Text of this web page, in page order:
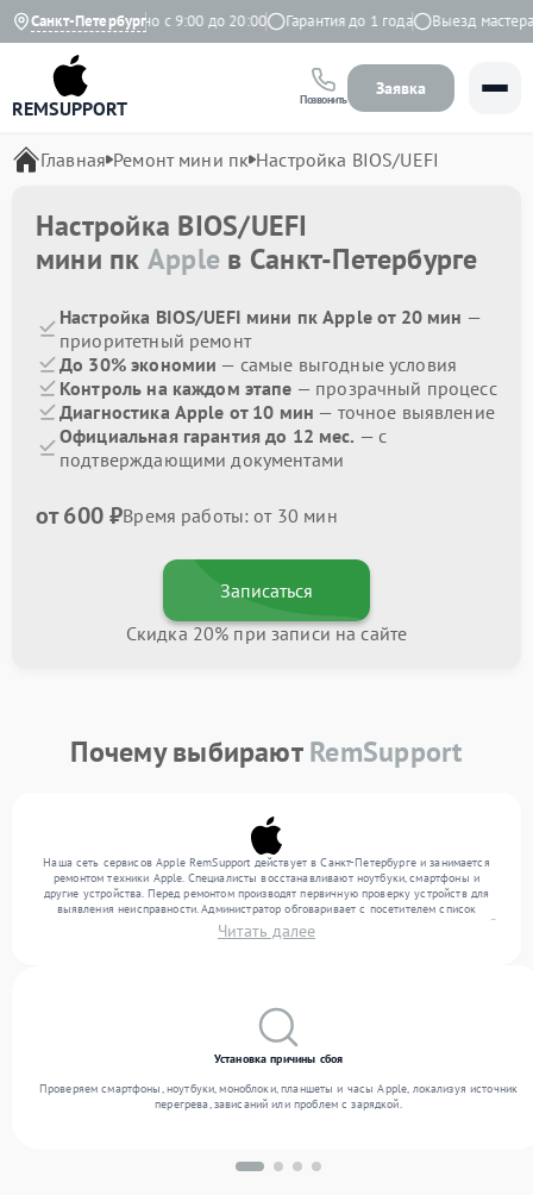
Санкт-Петербург
Ежедневно с 9:00 до 20:00 Гарантия до 1 года Выезд мастера
REMSUPPORT Позвонить
Заявка
Главная Ремонт мини пк Настройка BIOS/UEFI
Настройка BIOS/UEFI
мини пк Apple в Санкт-Петербурге
Настройка BIOS/UEFI мини пк Apple от 20 мин —
приоритетный ремонт
До 30% экономии — самые выгодные условия
Контроль на каждом этапе — прозрачный процесс
Диагностика Apple от 10 мин — точное выявление
Официальная гарантия до 12 мес. — с
подтверждающими документами
от 600 ₽Время работы: от 30 мин
Записаться
Скидка 20% при записи на сайте
Почему выбираютRemSupport
Наша сеть сервисов Apple RemSupport действует в Санкт-Петербурге и занимается
ремонтом техники Apple. Специалисты восстанавливают ноутбуки, смартфоны и
другие устройства. Перед ремонтом производят первичную проверку устройств для
выявления неисправности. Администратор обговаривает с посетителем список
нужных услуг и цену. Только потом техники осуществляют восстановление с заменой
запчастей по необходимости. По окончании работ их качество подтверждается
Читать далее
Установка причины сбоя
Проверяем смартфоны, ноутбуки, моноблоки, планшеты и часы Apple, локализуя источник
перегрева, зависаний или проблем с зарядкой.